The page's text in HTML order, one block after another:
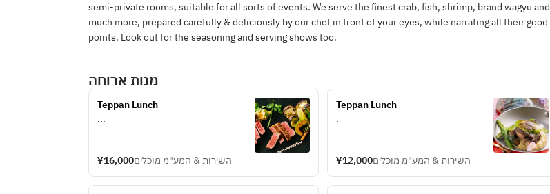
semi-private rooms, suitable for all sorts of events. We serve the finest crab, fish, shrimp, brand wagyu and
much more, prepared carefully & deliciously by our chef in front of your eyes, while narrating all their good
points. Look out for the seasoning and serving shows too.
מנות ארוחה
Teppan Lunch
...
¥16,000השירות & המע"מ מוכלים
Teppan Lunch
.
¥12,000השירות & המע"מ מוכלים